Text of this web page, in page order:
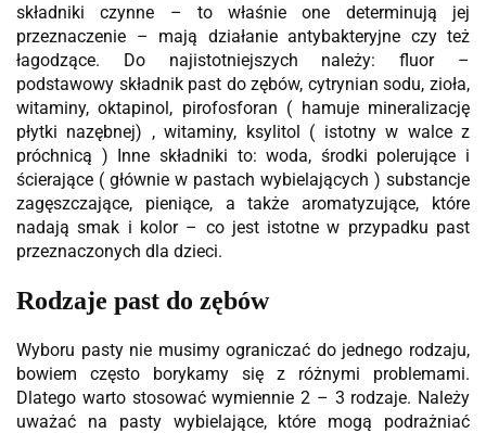
składniki czynne – to właśnie one determinują jej
przeznaczenie – mają działanie antybakteryjne czy też
łagodzące. Do najistotniejszych należy: fluor –
podstawowy składnik past do zębów, cytrynian sodu, zioła,
witaminy, oktapinol, pirofosforan ( hamuje mineralizację
płytki nazębnej) , witaminy, ksylitol ( istotny w walce z
próchnicą ) Inne składniki to: woda, środki polerujące i
ścierające ( głównie w pastach wybielających ) substancje
zagęszczające, pieniące, a także aromatyzujące, które
nadają smak i kolor – co jest istotne w przypadku past
przeznaczonych dla dzieci.
Rodzaje past do zębów
Wyboru pasty nie musimy ograniczać do jednego rodzaju,
bowiem często borykamy się z różnymi problemami.
Dlatego warto stosować wymiennie 2 – 3 rodzaje. Należy
uważać na pasty wybielające, które mogą podrażniać